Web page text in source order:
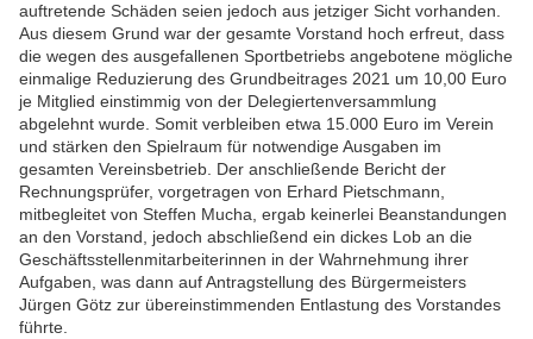
auftretende Schäden seien jedoch aus jetziger Sicht vorhanden.
Aus diesem Grund war der gesamte Vorstand hoch erfreut, dass
die wegen des ausgefallenen Sportbetriebs angebotene mögliche
einmalige Reduzierung des Grundbeitrages 2021 um 10,00 Euro
je Mitglied einstimmig von der Delegiertenversammlung
abgelehnt wurde. Somit verbleiben etwa 15.000 Euro im Verein
und stärken den Spielraum für notwendige Ausgaben im
gesamten Vereinsbetrieb. Der anschließende Bericht der
Rechnungsprüfer, vorgetragen von Erhard Pietschmann,
mitbegleitet von Steffen Mucha, ergab keinerlei Beanstandungen
an den Vorstand, jedoch abschließend ein dickes Lob an die
Geschäftsstellenmitarbeiterinnen in der Wahrnehmung ihrer
Aufgaben, was dann auf Antragstellung des Bürgermeisters
Jürgen Götz zur übereinstimmenden Entlastung des Vorstandes
führte.